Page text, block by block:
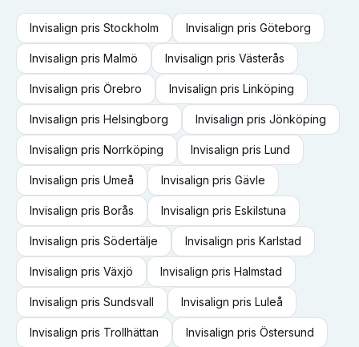
Invisalign pris Stockholm Invisalign pris Göteborg
Invisalign pris Malmö Invisalign pris Västerås
Invisalign pris Örebro Invisalign pris Linköping
Invisalign pris Helsingborg Invisalign pris Jönköping
Invisalign pris Norrköping Invisalign pris Lund
Invisalign pris Umeå Invisalign pris Gävle
Invisalign pris Borås Invisalign pris Eskilstuna
Invisalign pris Södertälje Invisalign pris Karlstad
Invisalign pris Växjö Invisalign pris Halmstad
Invisalign pris Sundsvall Invisalign pris Luleå
Invisalign pris Trollhättan Invisalign pris Östersund